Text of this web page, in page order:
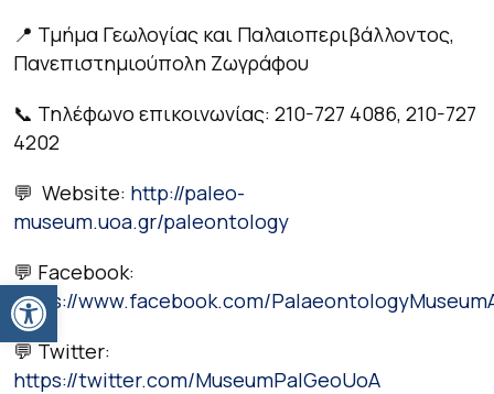
Ανοίξτε τη γραμμή εργαλείων
📍 Τμήμα Γεωλογίας και Παλαιοπεριβάλλοντος,
Πανεπιστημιούπολη Ζωγράφου
📞 Τηλέφωνο επικοινωνίας: 210-727 4086, 210-727
4202
💬 Website: http://paleo-
museum.uoa.gr/paleontology
💬 Facebook:
https://www.facebook.com/
💬 Twitter:
https://twitter.com/MuseumPalGeoUoA